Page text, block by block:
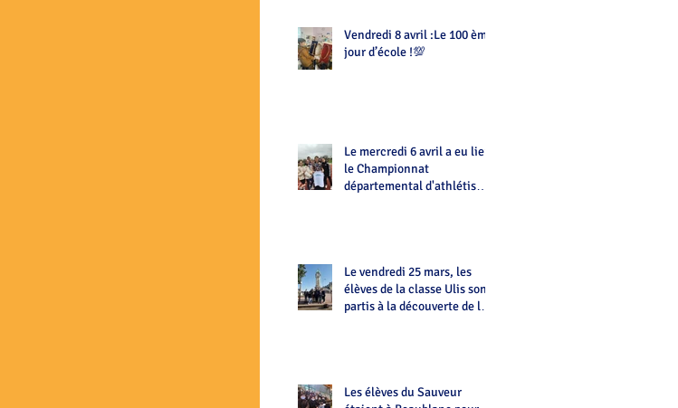
Vendredi 8 avril :Le 100 ème
jour d’école !💯
Le mercredi 6 avril a eu lieu
le Championnat
départemental d'athlétisme
Le vendredi 25 mars, les
élèves de la classe Ulis sont
partis à la découverte de la
Les élèves du Sauveur